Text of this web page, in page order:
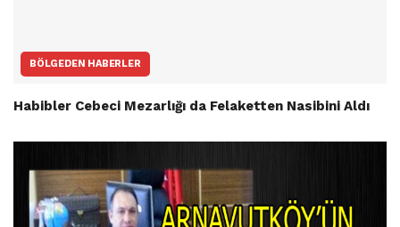
BÖLGEDEN HABERLER
Habibler Cebeci Mezarlığı da Felaketten Nasibini Aldı